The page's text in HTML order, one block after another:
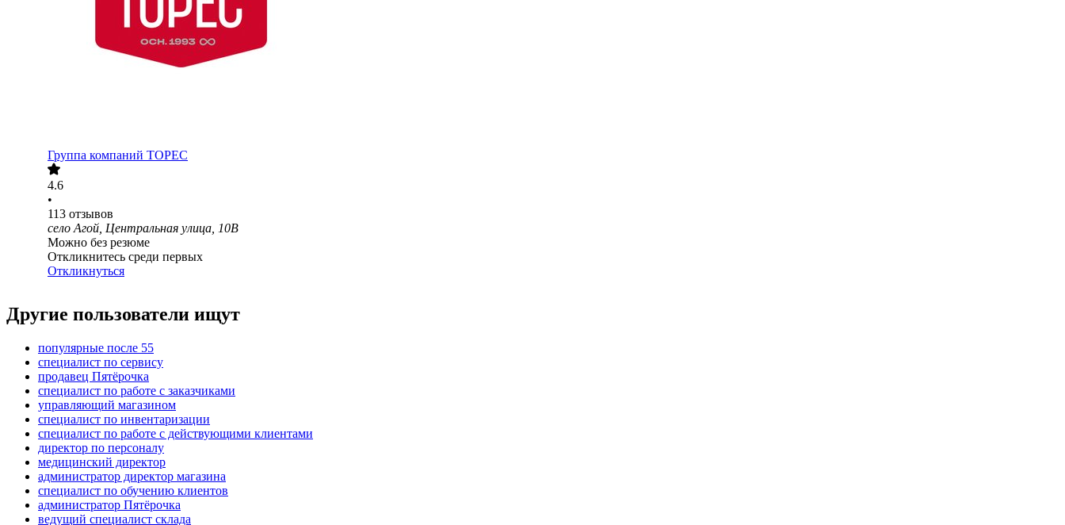
Группа компаний ТОРЕС
4.6
•
113 отзывов
село Агой, Центральная улица, 10В
Можно без резюме
Откликнитесь среди первых
Откликнуться
Другие пользователи ищут
популярные после 55
специалист по сервису
продавец Пятёрочка
специалист по работе с заказчиками
управляющий магазином
специалист по инвентаризации
специалист по работе с действующими клиентами
директор по персоналу
медицинский директор
администратор директор магазина
специалист по обучению клиентов
администратор Пятёрочка
ведущий специалист склада